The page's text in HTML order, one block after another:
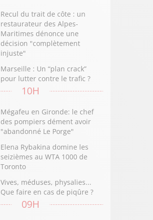
Recul du trait de côte : un
restaurateur des Alpes-
Maritimes dénonce une
décision "complètement
injuste"
Marseille : Un “plan crack”
pour lutter contre le trafic ?
10H
Mégafeu en Gironde: le chef
des pompiers dément avoir
"abandonné Le Porge"
Elena Rybakina domine les
seizièmes au WTA 1000 de
Toronto
Vives, méduses, physalies...
Que faire en cas de piqûre ?
09H